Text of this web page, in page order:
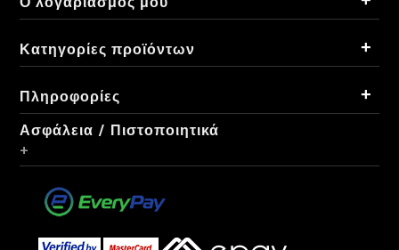
Κατηγορίες προϊόντων +
Πληροφορίες +
Ασφάλεια / Πιστοποιητικά
+